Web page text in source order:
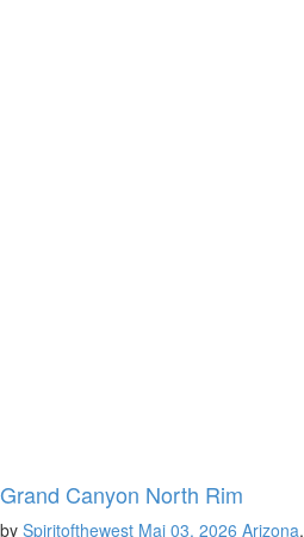
Grand Canyon North Rim
by Spiritofthewest Mai 03, 2026 Arizona,